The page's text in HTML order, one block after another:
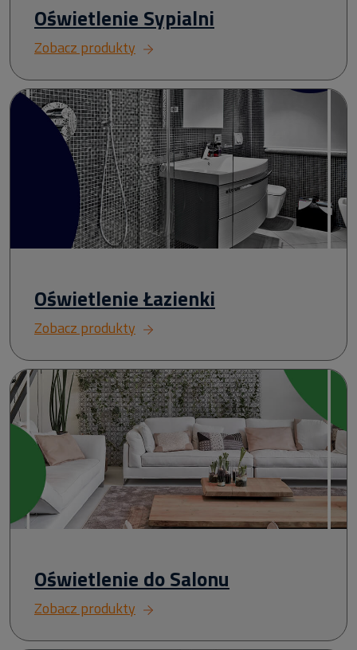
Oświetlenie Sypialni
Zobacz produkty
Oświetlenie Łazienki
Zobacz produkty
Oświetlenie do Salonu
Zobacz produkty